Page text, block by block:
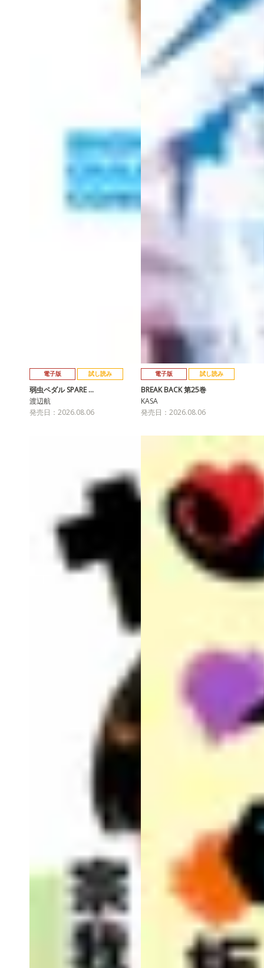
電子版 試し読み
弱虫ペダル SPARE …
渡辺航
発売日：2026.08.06
電子版 試し読み
BREAK BACK 第25巻
KASA
発売日：2026.08.06